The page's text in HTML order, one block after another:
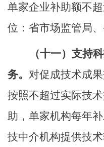
单家企业补助额不
位：省市场监管局
（十一） 支持
务。 对促成技术成
按照不超过实际技
助，单家机构每年
技中介机构提供技